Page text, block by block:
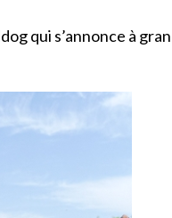
qui s’annonce à